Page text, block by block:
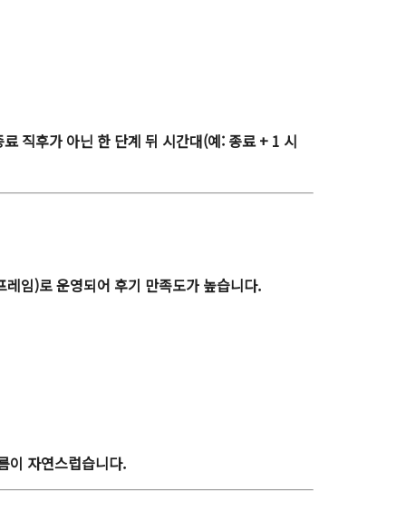
직후가 아닌 한 단계 뒤 시간대(예: 종료 + 1 시
레임)로 운영되어 후기 만족도가 높습니다.
이 자연스럽습니다.